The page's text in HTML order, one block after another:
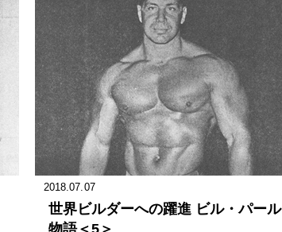
2018.07.07
世界ビルダーへの躍進 ビル・パール